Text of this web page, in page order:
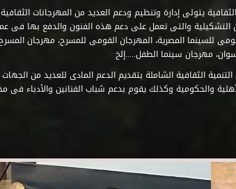
يتولى إدارة وتنظيم ودعم العديد من المهرجانات الثقافية
التشكيلية والتى تعمل على دعم هذه الفنون والدفع بها فى
للسينما المصرية، المهرجان القومى للمسرح، مهرجان
مهرجان سينما الطفل.....إلخ
الثقافية الشاملة بتقديم الدعم المادى للعديد من الجهات
والحكومية وكذلك يقوم بدعم شباب الفنانين والأدباء فى